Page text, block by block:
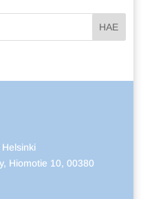
Hiomotie 10, 00380